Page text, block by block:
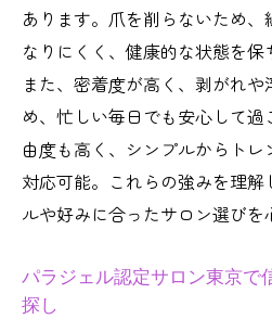
ネイルサロン利用者
認定サロンの魅力
パラジェル認定サロ
景とは
パラジェル認定サロ
サロン事情
パラジェル認定サロ
由を解説
あります。爪を削らないため、
なりにくく、健康的な状態を保
また、密着度が高く、剥がれ
め、忙しい毎日でも安心して
由度も高く、シンプルからト
対応可能。これらの強みを理解
ルや好みに合ったサロン選びを
パラジェル認定サロン東京で
探し